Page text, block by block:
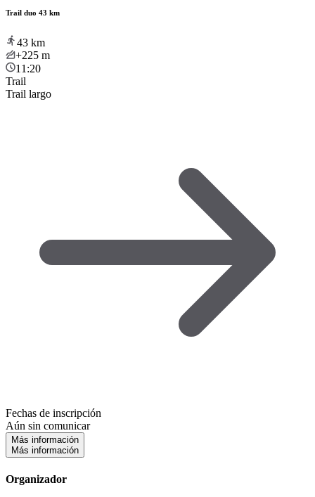
Trail duo 43 km
43 km
+225 m
11:20
Trail
Trail largo
Fechas de inscripción
Aún sin comunicar
Más información
Más información
Organizador